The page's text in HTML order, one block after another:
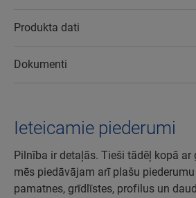
Produkta dati
Dokumenti
Ieteicamie piederumi
Pilnība ir detaļās. Tieši tādēļ kopā ar
mēs piedāvājam arī plašu
pamatnes, grīdlīstes, profilus un